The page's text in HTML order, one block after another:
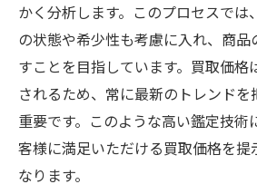
かく分析します。このプロセスでは
の状態や希少性も考慮に入れ、商
すことを目指しています。買取価格
されるため、常に最新のトレンドを
重要です。このような高い鑑定技術
客様に満足いただける買取価格を提
なります。